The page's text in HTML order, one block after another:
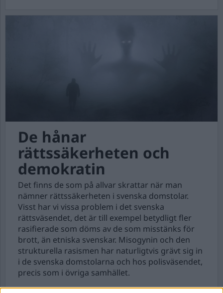
De hånar
rättssäkerheten och
demokratin
Det finns de som på allvar skrattar när man
nämner rättssäkerheten i svenska domstolar.
Visst har vi vissa problem i det svenska
rättsväsendet, det är till exempel betydligt fler
rasifierade som döms av de som misstänks för
brott, än etniska svenskar. Misogynin och den
strukturella rasismen har naturligtvis grävt sig in
i de svenska domstolarna och hos polisväsendet,
precis som i övriga samhället.